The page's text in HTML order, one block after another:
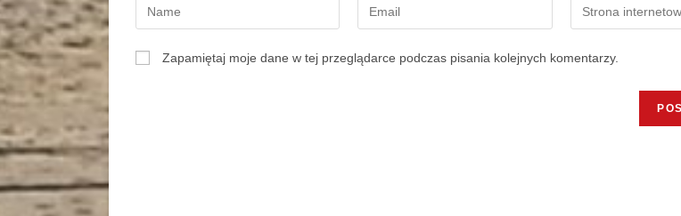
Zapamiętaj moje dane w tej przeglądarce podczas pisania kolejnych komentarzy.